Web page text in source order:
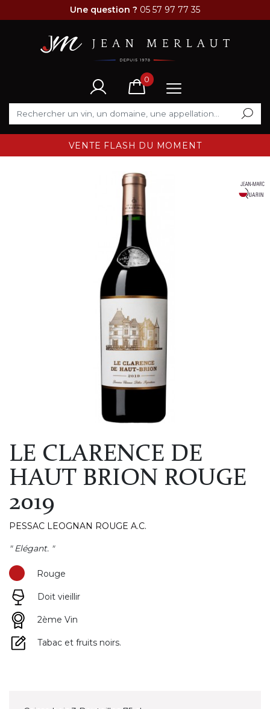
Une question ? 05 57 97 77 35
0
VENTE FLASH DU MOMENT
LE CLARENCE DE
HAUT BRION ROUGE
2019
PESSAC LEOGNAN ROUGE A.C.
" Elégant. "
Rouge
Doit vieillir
2ème Vin
Tabac et fruits noirs.